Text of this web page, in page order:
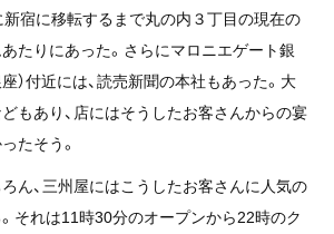
新宿に移転するまで丸の内３丁目の現在の
たりにあった。さらにマロニエゲート銀
座）付近には、読売新聞の本社もあった。大
もあり、店にはそうしたお客さんからの宴
たそう。
ん、三州屋にはこうしたお客さんに人気の
それは11時30分のオープンから22時のク